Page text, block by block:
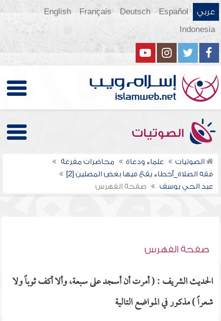
عربي Español
Deutsch
Français
English
Indonesia
الصوتيات
الصوتيات علماء ودعاة
محاضرات مفرغة
فقه الصلاة_أخطاء يقع فيها بعض المصلين [2]
عبد الحي يوسف
صفحة الفهرس
صفحة الفهرس
الحديث الشريف : ( أمرت أن أسجد على سبعة، وألا أكف ثوباً ولا
شعراً ) مذكور في المواضع التالية